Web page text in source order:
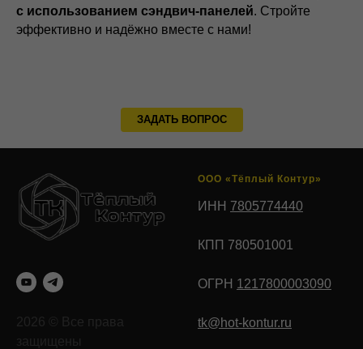
с использованием сэндвич-панелей. Стройте
эффективно и надёжно вместе с нами!
ЗАДАТЬ ВОПРОС
2026 © Все права
защищены
ООО «Тёплый Контур»
ИНН 7805774440
КПП 780501001
ОГРН 1217800003090
tk@hot-kontur.ru